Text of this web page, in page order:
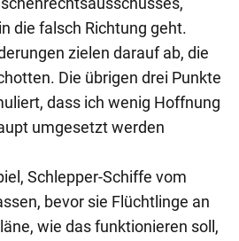
die falsch Richtung geht.
zielen darauf ab, die
Die übrigen drei Punkte
dass ich wenig Hoffnung
umgesetzt werden
Schlepper-Schiffe vom
bevor sie Flüchtlinge an
wie das funktionieren soll,